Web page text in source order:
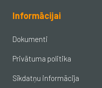
Informācijai
Dokumenti
Privātuma politika
Sīkdatņu informācija